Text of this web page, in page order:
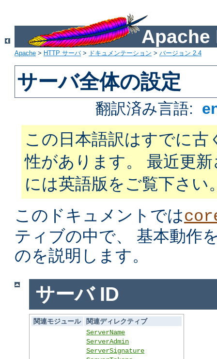
Apache
Apache > HTTP サーバ> ドキュメンテーション > バージョン 2.4
サーバ全体の設定
翻訳済み言語:
この日本語訳はすでに古
性があります。 最近更
には英語版をご覧下さい
このドキュメントでは
ティブの中で、 基本動作
のを説明します。
サーバ ID
関連モジュール
関連ディレクティブ
ServerName
ServerAdmin
ServerSignature